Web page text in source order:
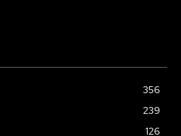
356
239
126